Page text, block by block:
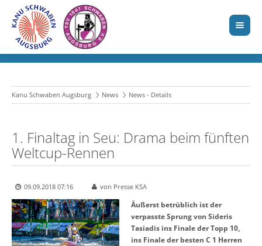
Kanu Schwaben Augsburg News News - Details
1. Finaltag in Seu: Drama beim fünften
Weltcup-Rennen
09.09.2018 07:16 von Presse KSA
Äußerst betrüblich ist der
verpasste Sprung von Sideris
Tasiadis ins Finale der Topp 10,
ins Finale der besten C 1 Herren